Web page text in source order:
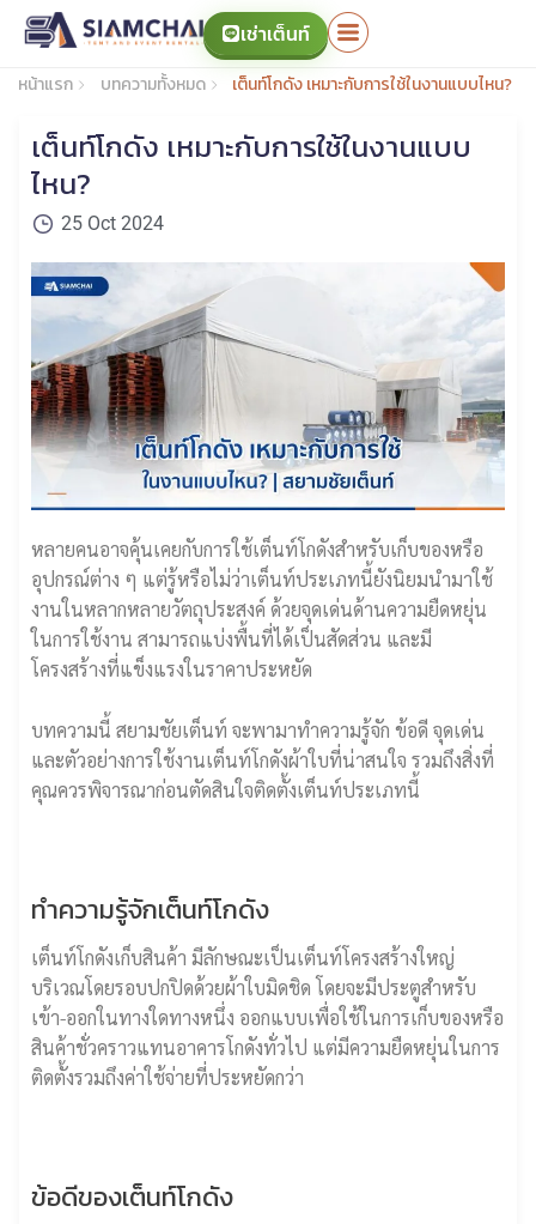
เช่าเต็นท์
หน้าแรก บทความทั้งหมด เต็นท์โกดัง เหมาะกับการใช้ในงานแบบไหน?
เต็นท์โกดัง เหมาะกับการใช้ในงานแบบ
ไหน?
25 Oct 2024
หลายคนอาจคุ้นเคยกับการใช้เต็นท์โกดังสำหรับเก็บของหรือ
อุปกรณ์ต่าง ๆ แต่รู้หรือไม่ว่าเต็นท์ประเภทนี้ยังนิยมนำมาใช้
งานในหลากหลายวัตถุประสงค์ ด้วยจุดเด่นด้านความยืดหยุ่น
ในการใช้งาน สามารถแบ่งพื้นที่ได้เป็นสัดส่วน และมี
โครงสร้างที่แข็งแรงในราคาประหยัด
บทความนี้ สยามชัยเต็นท์ จะพามาทำความรู้จัก ข้อดี จุดเด่น
และตัวอย่างการใช้งานเต็นท์โกดังผ้าใบที่น่าสนใจ รวมถึงสิ่งที่
คุณควรพิจารณาก่อนตัดสินใจติดตั้งเต็นท์ประเภทนี้
ทำความรู้จักเต็นท์โกดัง
เต็นท์โกดังเก็บสินค้า มีลักษณะเป็นเต็นท์โครงสร้างใหญ่
บริเวณโดยรอบปกปิดด้วยผ้าใบมิดชิด โดยจะมีประตูสำหรับ
เข้า-ออกในทางใดทางหนึ่ง ออกแบบเพื่อใช้ในการเก็บของหรือ
สินค้าชั่วคราวแทนอาคารโกดังทั่วไป แต่มีความยืดหยุ่นในการ
ติดตั้งรวมถึงค่าใช้จ่ายที่ประหยัดกว่า
ข้อดีของเต็นท์โกดัง